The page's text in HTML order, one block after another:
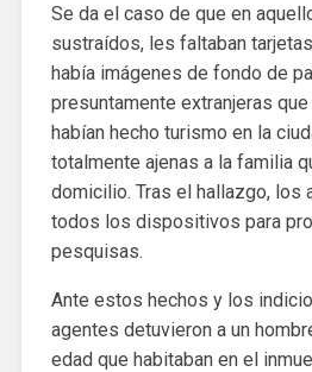
Se da el caso de que en
sustraídos, les faltaban
había imágenes de fondo de
presuntamente extranjeras
habían hecho turismo en la
totalmente ajenas a la familia
domicilio. Tras el hallazgo, los
todos los dispositivos para
pesquisas.
Ante estos hechos y los
agentes detuvieron a un
edad que habitaban en el